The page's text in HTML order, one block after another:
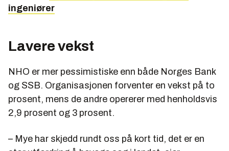
ingeniører
Lavere vekst
NHO er mer pessimistiske enn både Norges Bank
og SSB. Organisasjonen forventer en vekst på to
prosent, mens de andre opererer med henholdsvis
2,9 prosent og 3 prosent.
– Mye har skjedd rundt oss på kort tid, det er en